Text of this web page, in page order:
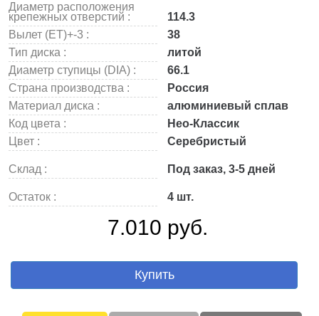
Диаметр расположения
крепежных отверстий :
114.3
Вылет (ET)+-3 :
38
Тип диска :
литой
Диаметр ступицы (DIA) :
66.1
Страна производства :
Россия
Материал диска :
алюминиевый сплав
Код цвета :
Нео-Классик
Цвет :
Серебристый
Склад : Под заказ, 3-5 дней
Остаток : 4 шт.
7.010 руб.
Купить